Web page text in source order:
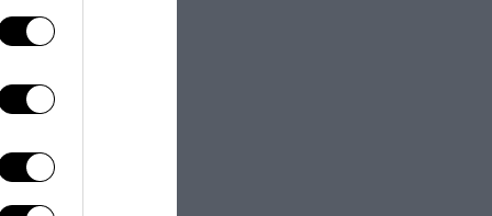
si respira
spesso
abituali
consigli su
è il